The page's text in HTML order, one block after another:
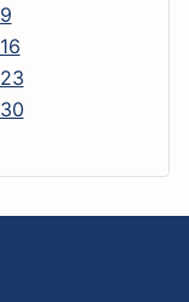
9
16
23
30